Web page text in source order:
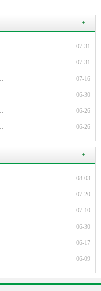
+
07-31
07-31
07-16
06-30
06-26
06-26
+
08-03
07-20
07-10
06-30
06-17
06-09